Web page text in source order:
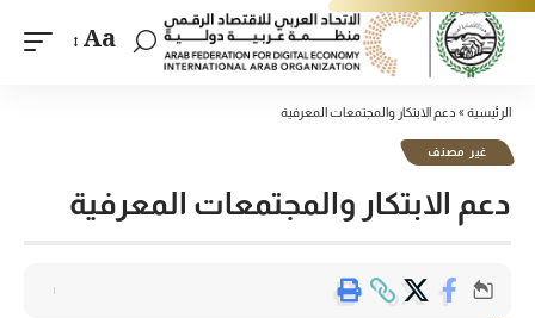
Aa
الرئيسية » دعم الابتكار والمجتمعات المعرفية
غير مصنف
دعم الابتكار والمجتمعات المعرفية